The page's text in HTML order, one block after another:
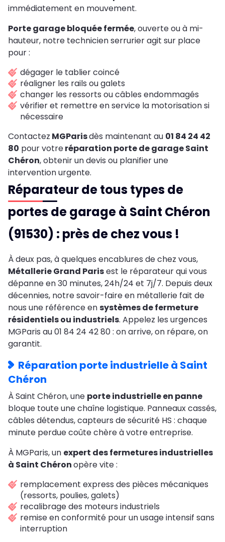
immédiatement en mouvement.
Porte garage bloquée fermée, ouverte ou à mi-
hauteur, notre technicien serrurier agit sur place
pour :
dégager le tablier coincé
réaligner les rails ou galets
changer les ressorts ou câbles endommagés
vérifier et remettre en service la motorisation si
nécessaire
Contactez MGParisdès maintenant au 01 84 24 42
80 pour votreréparation porte de garageSaint
Chéron,obtenir un devis ou planifier une
intervention urgente.
Réparateur de tous types de
portes de garage à Saint Chéron
(91530) : près de chez vous !
À deux pas, à quelques encablures de chez vous,
Métallerie Grand Parisest le réparateur qui vous
dépanne en 30 minutes, 24h/24 et 7j/7. Depuis deux
décennies, notre savoir-faire en métallerie fait de
nous une référence ensystèmes de fermeture
résidentiels ou industriels. Appelez les urgences
MGParis au 01 84 24 42 80 : on arrive, on répare, on
garantit.
Réparation porte industrielle à Saint
Chéron
À Saint Chéron, une porte industrielle en panne
bloque toute une chaîne logistique. Panneaux cassés,
câbles détendus, capteurs de sécurité HS : chaque
minute perdue coûte chère à votre entreprise.
À MGParis, un expert des fermetures industrielles
à Saint Chéronopère vite :
remplacement express des pièces mécaniques
(ressorts, poulies, galets)
recalibrage des moteurs industriels
remise en conformité pour un usage intensif sans
interruption